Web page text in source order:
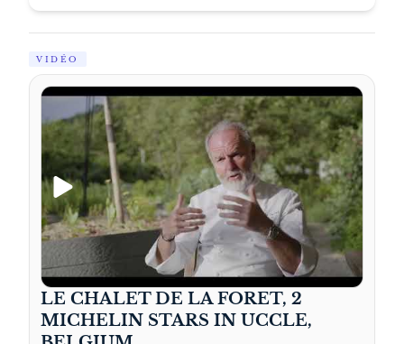
VIDÉO
LE CHALET DE LA FORET, 2
MICHELIN STARS IN UCCLE,